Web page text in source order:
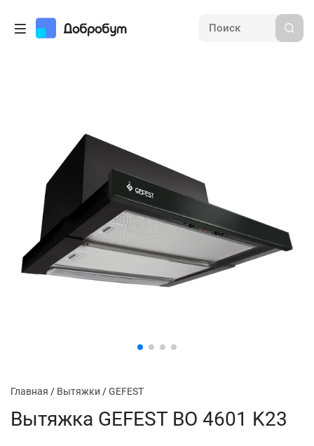
Главная / Вытяжки /GEFEST
Вытяжка GEFEST BO 4601 K23